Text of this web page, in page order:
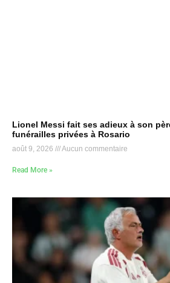
Lionel Messi fait ses adieux à son
funérailles privées à Rosario
août 9, 2026 Aucun commentaire
Read More »